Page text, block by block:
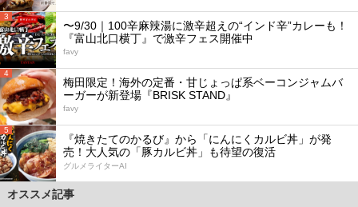
3
〜9/30｜100辛麻辣湯に激辛超えの“インド辛”カレーも！
『富山北口横丁』で激辛フェス開催中
favy
4
梅田限定！海外の定番・甘じょっぱ系ベーコンジャムバ
ーガーが新登場『BRISK STAND』
favy
5
『焼きたてのかるび』から「にんにくカルビ丼」が発
売！大人気の「豚カルビ丼」も待望の復活
グルメライターAI
オススメ記事